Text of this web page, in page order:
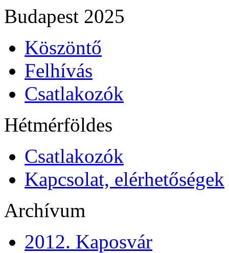
Budapest 2025
Köszöntő
Felhívás
Csatlakozók
Hétmérföldes
Csatlakozók
Kapcsolat, elérhetőségek
Archívum
2012. Kaposvár